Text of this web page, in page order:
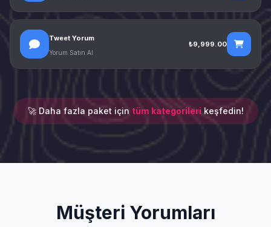
Tweet Yorum
Yorum Satın Al
₺9,999.00
🚀 Daha fazla paket için tüm kategorilerikeşfedin!
Müşteri Yorumları